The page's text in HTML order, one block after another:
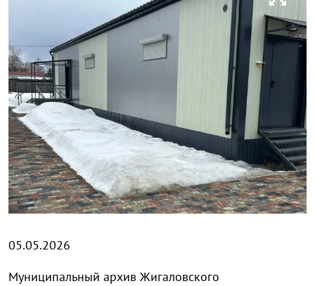
05.05.2026
Муниципальный архив Жигаловского